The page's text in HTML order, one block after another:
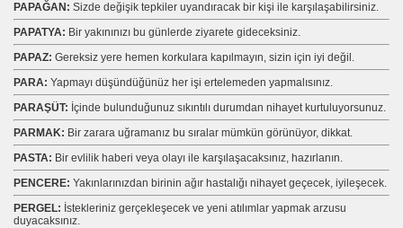
PAPAĞAN: Sizde değişik tepkiler uyandıracak bir kişi ile karşılaşabilirsiniz.
PAPATYA: Bir yakınınızı bu günlerde ziyarete gideceksiniz.
PAPAZ: Gereksiz yere hemen korkulara kapılmayın, sizin için iyi değil.
PARA: Yapmayı düşündüğünüz her işi ertelemeden yapmalısınız.
PARAŞÜT: İçinde bulunduğunuz sıkıntılı durumdan nihayet kurtuluyorsunuz.
PARMAK: Bir zarara uğramanız bu sıralar mümkün görünüyor, dikkat.
PASTA: Bir evlilik haberi veya olayı ile karşılaşacaksınız, hazırlanın.
PENCERE: Yakınlarınızdan birinin ağır hastalığı nihayet geçecek, iyileşecek.
PERGEL: İstekleriniz gerçekleşecek ve yeni atılımlar yapmak arzusu
duyacaksınız.